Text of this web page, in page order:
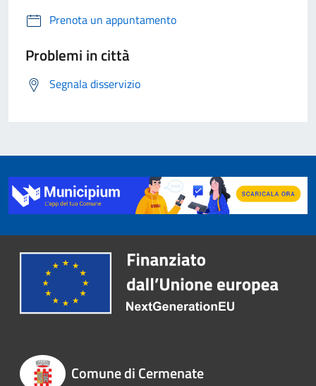
Prenota un appuntamento
Problemi in città
Segnala disservizio
Comune di Cermenate